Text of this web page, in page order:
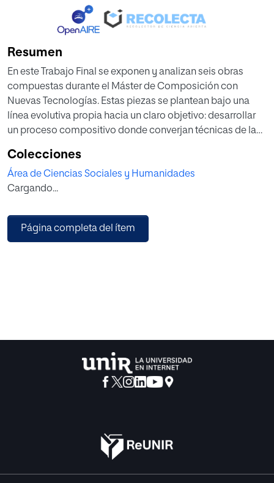
Resumen
En este Trabajo Final se exponen y analizan seis obras
compuestas durante el Máster de Composición con
Nuevas Tecnologías. Estas piezas se plantean bajo una
línea evolutiva propia hacia un claro objetivo: desarrollar
un proceso compositivo donde converjan técnicas de la
Para ello, se reflexiona sobre el concepto ya conocido de
Classical Crossover, género musical que recoge y fusiona
elementos de la música clásica y popular, así como su
vínculo principal que unirá estos géneros en este trabajo
será la electroacústica, como forma de música clásica,
Colecciones
Área de Ciencias Sociales y Humanidades
Cargando...
Página completa del ítem